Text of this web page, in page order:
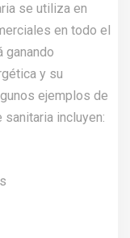
se utiliza en
en todo el
ganando
y su
ejemplos de
incluyen: